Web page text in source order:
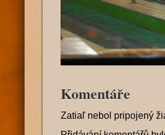
Komentáře
Zatiaľ nebol pripojený